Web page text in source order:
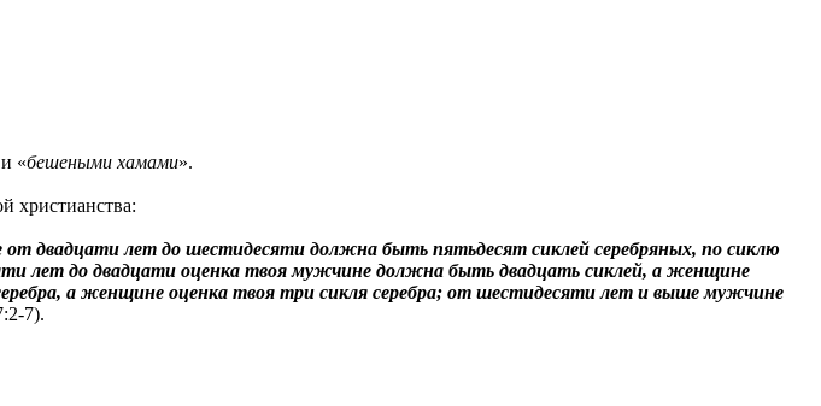
«бешеными хамами».
христианства:
двадцати лет до шестидесяти должна быть пятьдесят сиклей серебряных, по сиклю
лет до двадцати оценка твоя мужчине должна быть двадцать сиклей, а женщине
а женщине оценка твоя три сикля серебра; от шестидесяти лет и выше мужчине
7).